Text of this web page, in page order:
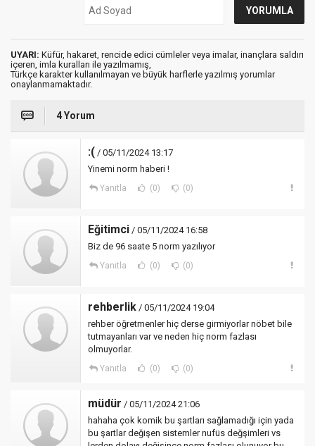
UYARI: Küfür, hakaret, rencide edici cümleler veya imalar, inançlara saldırı
içeren, imla kuralları ile yazılmamış,
Türkçe karakter kullanılmayan ve büyük harflerle yazılmış yorumlar
onaylanmamaktadır.
4 Yorum
:( / 05/11/2024 13:17
Yinemi norm haberi !
Yanıtla (0) (0)
Eğitimci / 05/11/2024 16:58
Biz de 96 saate 5 norm yazılıyor
Yanıtla (0) (0)
rehberlik / 05/11/2024 19:04
rehber öğretmenler hiç derse girmiyorlar nöbet bile
tutmayanları var ve neden hiç norm fazlası
olmuyorlar.
Yanıtla (0) (0)
müdür / 05/11/2024 21:06
hahaha çok komik bu şartları sağlamadığı için yada
bu şartlar değişen sistemler nufüs değşimleri vs